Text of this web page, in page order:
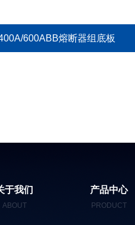
600ABB熔断器组底板
于我们
ABOUT
产品中心
PRODUCT